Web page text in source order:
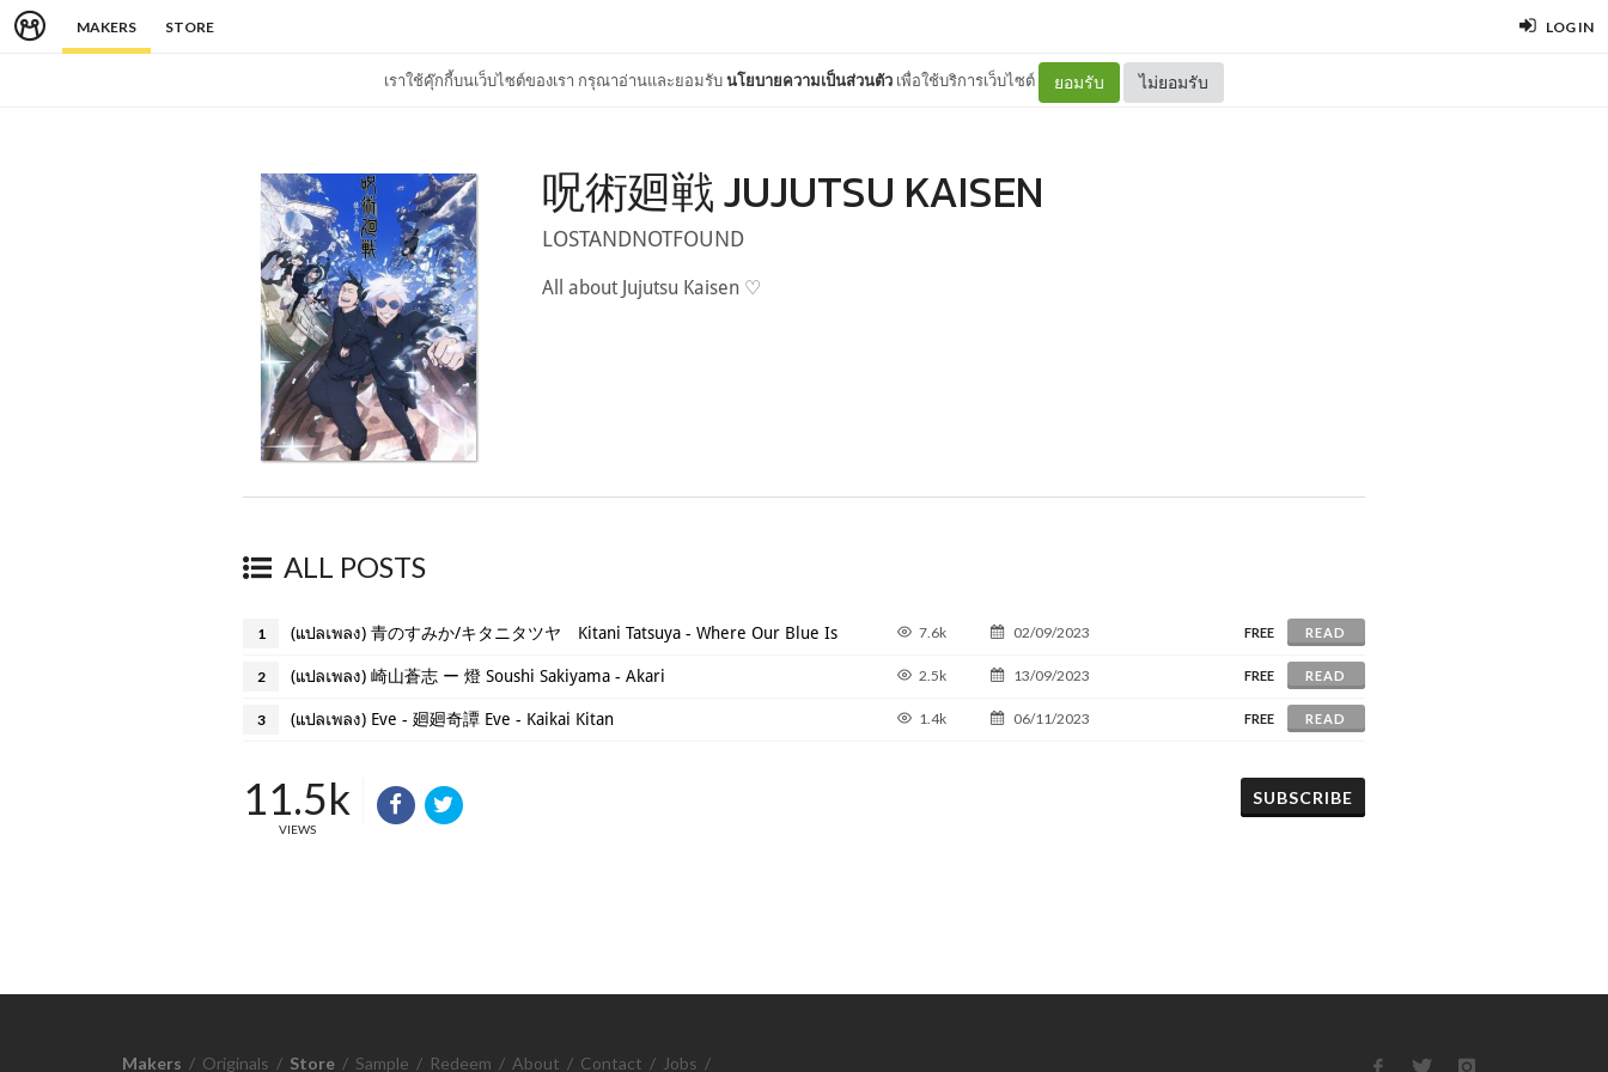
MAKERS STORE LOG IN
เราใช้คุ๊กกี้บนเว็บไซต์ของเรา กรุณาอ่านและยอมรับนโยบายความเป็นส่วนตัว เพื่อใช้บริการเว็บไซต์ ยอมรับ ไม่ยอมรับ
呪術廻戦 JUJUTSU KAISEN
LOSTANDNOTFOUND
All about Jujutsu Kaisen ♡
ALL POSTS
1 (แปลเพลง) 青のすみか/キタニタツヤ Kitani Tatsuya - Where Our Blue Is 7.6k 02/09/2023 FREE READ
2 (แปลเพลง) 崎山蒼志 ー 燈 Soushi Sakiyama - Akari 2.5k 13/09/2023 FREE READ
3 (แปลเพลง) Eve - 廻廻奇譚 Eve - Kaikai Kitan 1.4k 06/11/2023 FREE READ
11.5k
VIEWS
SUBSCRIBE
Makers / Originals / Store / Sample / Redeem / About / Contact / Jobs /